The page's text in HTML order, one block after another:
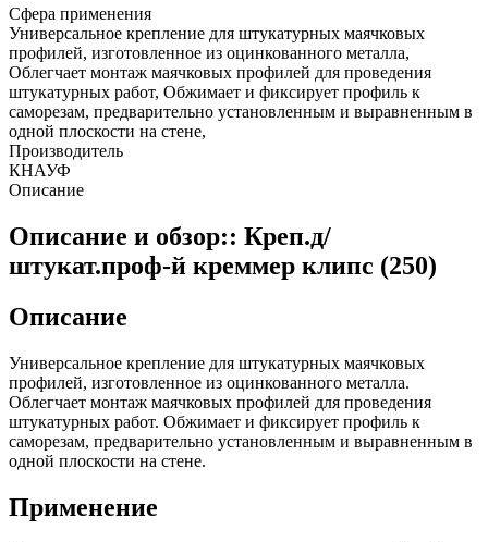
Сфера применения
Универсальное крепление для штукатурных маячковых
профилей, изготовленное из оцинкованного металла,
Облегчает монтаж маячковых профилей для проведения
штукатурных работ, Обжимает и фиксирует профиль к
саморезам, предварительно установленным и выравненным в
одной плоскости на стене,
Производитель
КНАУФ
Описание
Описание и обзор:: Креп.д/
штукат.проф-й креммер клипс (250)
Описание
Универсальное крепление для штукатурных маячковых
профилей, изготовленное из оцинкованного металла.
Облегчает монтаж маячковых профилей для проведения
штукатурных работ. Обжимает и фиксирует профиль к
саморезам, предварительно установленным и выравненным в
одной плоскости на стене.
Применение